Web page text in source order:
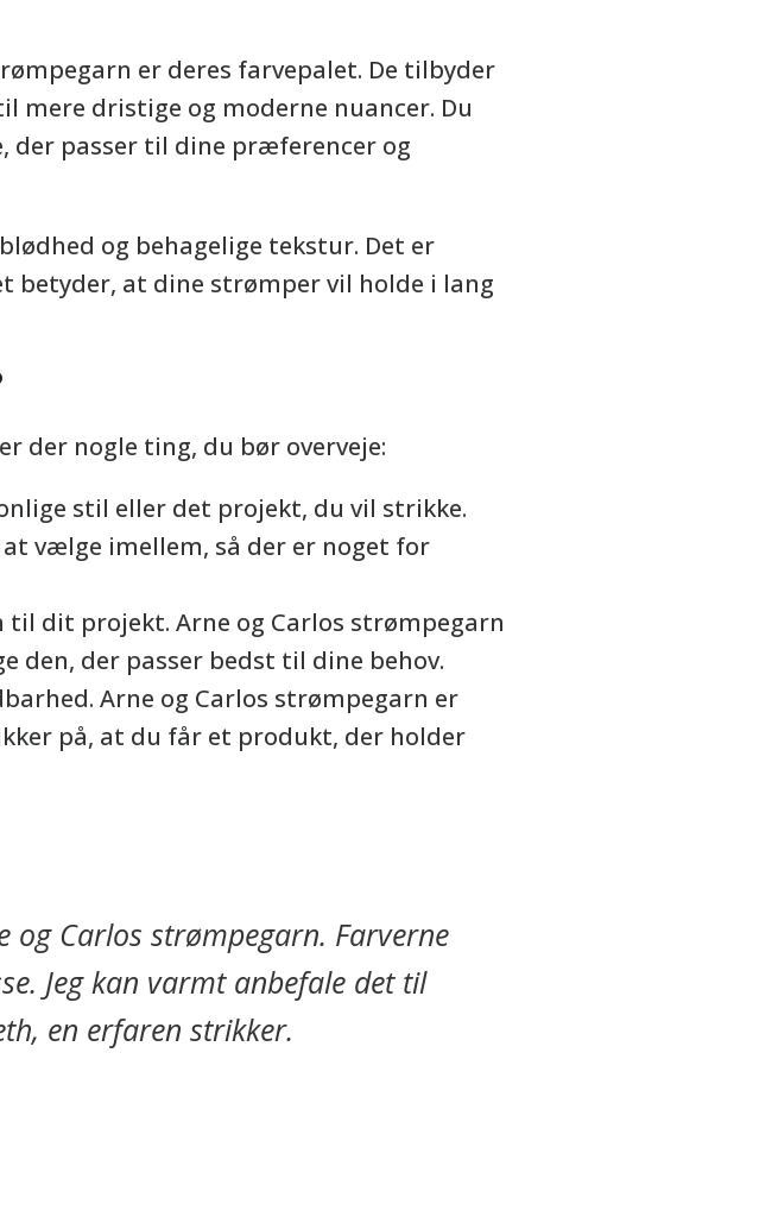
er deres farvepalet. De tilbyder
mere dristige og moderne nuancer. Du
der passer til dine præferencer og
og behagelige tekstur. Det er
betyder, at dine strømper vil holde i lang
der nogle ting, du bør overveje:
stil eller det projekt, du vil strikke.
vælge imellem, så der er noget for
dit projekt. Arne og Carlos strømpegarn
den, der passer bedst til dine behov.
Arne og Carlos strømpegarn er
på, at du får et produkt, der holder
Carlos strømpegarn. Farverne
Jeg kan varmt anbefale det til
en erfaren strikker.